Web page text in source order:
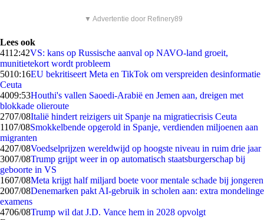
▼ Advertentie door Refinery89
Lees ook
4112:42VS: kans op Russische aanval op NAVO-land groeit,
munitietekort wordt probleem
5010:16EU bekritiseert Meta en TikTok om verspreiden desinformatie
Ceuta
4009:53Houthi's vallen Saoedi-Arabië en Jemen aan, dreigen met
blokkade olieroute
2707/08Italië hindert reizigers uit Spanje na migratiecrisis Ceuta
1107/08Smokkelbende opgerold in Spanje, verdienden miljoenen aan
migranten
4207/08Voedselprijzen wereldwijd op hoogste niveau in ruim drie jaar
3007/08Trump grijpt weer in op automatisch staatsburgerschap bij
geboorte in VS
1607/08Meta krijgt half miljard boete voor mentale schade bij jongeren
2007/08Denemarken pakt AI-gebruik in scholen aan: extra mondelinge
examens
4706/08Trump wil dat J.D. Vance hem in 2028 opvolgt